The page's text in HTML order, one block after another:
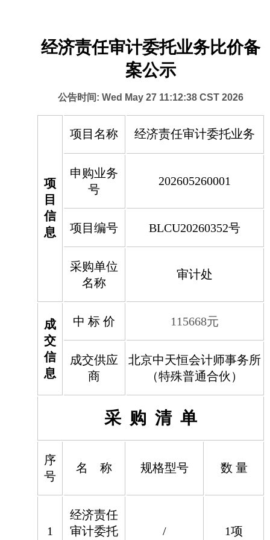
经济责任审计委托业务比价备
案公示
公告时间: Wed May 27 11:12:38 CST 2026
项
目
信
息
项目名称 经济责任审计委托业务
申购业务
号
202605260001
项目编号 BLCU20260352号
采购单位
名称
审计处
成
交
信
息
中 标 价 115668元
成交供应
商
北京中天恒会计师事务所
（特殊普通合伙）
采 购 清 单
序
号
名 称 规格型号 数 量
1
经济责任
审计委托
/ 1项